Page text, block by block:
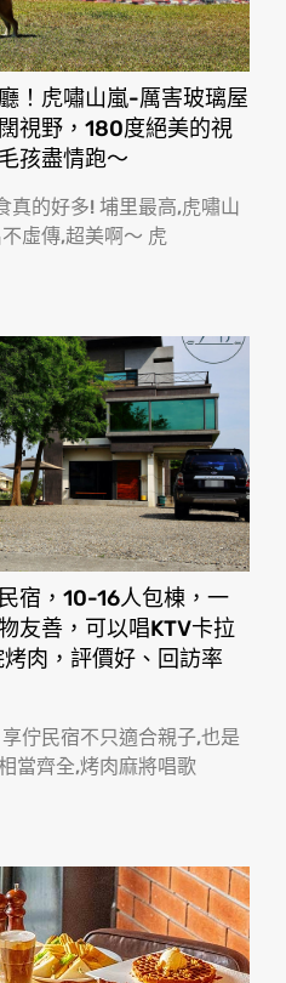
！虎嘯山嵐-厲害玻璃屋
視野，180度絕美的視
孩盡情跑〜
真的好多! 埔里最高,虎嘯山
虛傳,超美啊〜 虎
宿，10-16人包棟，一
友善，可以唱KTV卡拉
肉，評價好、回訪率
佇民宿不只適合親子,也是
當齊全,烤肉麻將唱歌